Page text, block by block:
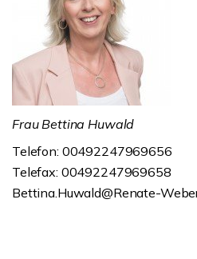
Frau Bettina Huwald
Telefon: 00492247969656
Telefax: 00492247969658
Bettina.Huwald@Renate-